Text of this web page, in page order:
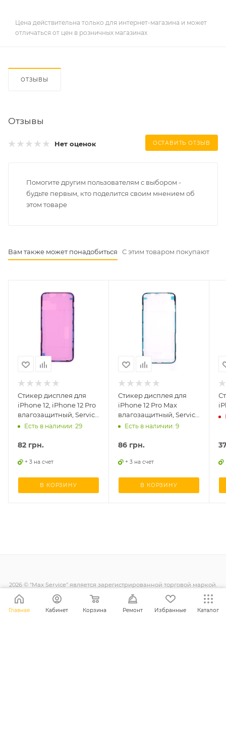
Цена действительна только для интернет-магазина и может
отличаться от цен в розничных магазинах
ОТЗЫВЫ
Отзывы
Нет оценок ОСТАВИТЬ ОТЗЫВ
Помогите другим пользователям с выбором -
будьте первым, кто поделится своим мнением об
этом товаре
Вам также может понадобиться С этим товаром покупают
Стикер дисплея для
iPhone 12, iPhone 12 Pro
влагозащитный, Service
оригинал
Есть в наличии: 29
82 грн.
+ 3 на счет
В КОРЗИНУ
Стикер дисплея для
iPhone 12 Pro Max
влагозащитный, Service
оригинал
Есть в наличии: 9
86 грн.
+ 3 на счет
В КОРЗИНУ
2026 © “Max Service” является зарегистрированной торговой маркой.
Все права защищены.
Главная Кабинет Корзина Ремонт Избранные Каталог